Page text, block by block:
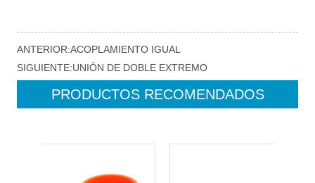
ANTERIOR:ACOPLAMIENTO IGUAL
SIGUIENTE:UNIÓN DE DOBLE EXTREMO
PRODUCTOS RECOMENDADOS